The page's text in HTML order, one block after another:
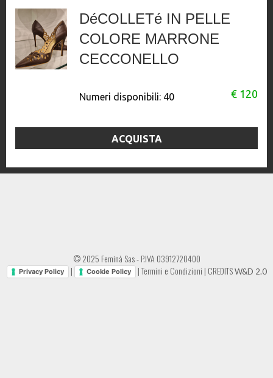
DéCOLLETé IN PELLE
COLORE MARRONE
CECCONELLO
€ 120
Numeri disponibili:40
ACQUISTA
© 2025 Feminà Sas - P.IVA 03912720400
Privacy Policy | Cookie Policy |Termini e Condizioni | CREDITSW&D 2.0